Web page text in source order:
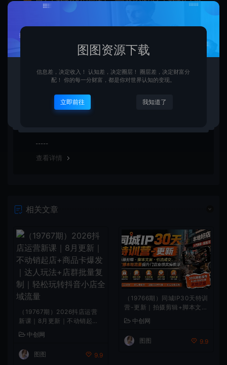
不接受退款申请。望周知。
可以联系图图资源下载站的官方客服放映情况，客服会第
查看详情
相关文章
（19767期）2026抖店运营
新课｜8月更新｜不动销起店
+商品卡爆发｜达人玩法+店
群批量复制｜轻松玩转抖音小
店全域流量
中创网
图图 9.9
（19766期）同城IP30天特训
营-更新｜拍摄剪辑+脚本文案
+引流成交，打爆本地流量提
升门店业绩实操教学
中创网
图图 9.9
图图资源下载
信息差，决定收入！ 认知差，决定圈层！ 圈层差，决定财富分
配！ 你的每一分财富，都是你对世界认知的变现。
立即前往 我知道了